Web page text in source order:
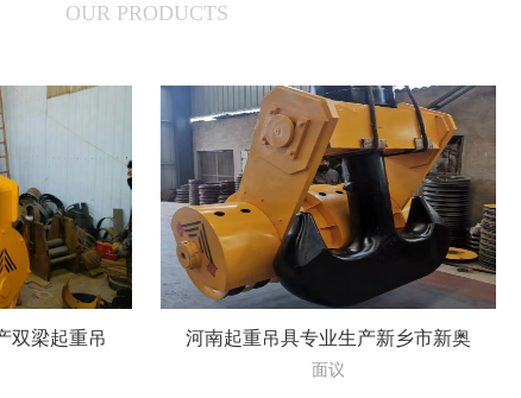
OUR PRODUCTS
双梁起重吊
河南起重吊具专业生产新乡市新奥
起重机械
面议